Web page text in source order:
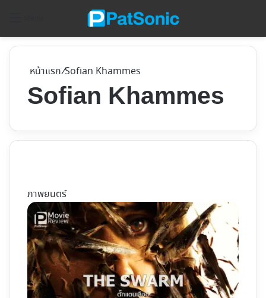
หน้าแรก/Sofian Khammes
Sofian Khammes
ภาพยนตร์